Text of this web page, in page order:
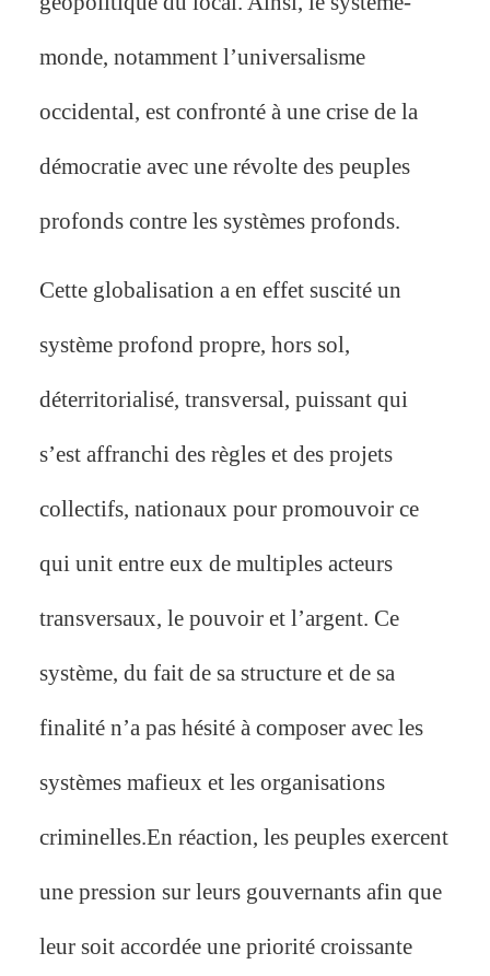
monde, notamment l’universalisme
occidental, est confronté à une crise de la
démocratie avec une révolte des peuples
profonds contre les systèmes profonds.
Cette globalisation a en effet suscité un
système profond propre, hors sol,
déterritorialisé, transversal, puissant qui
s’est affranchi des règles et des projets
collectifs, nationaux pour promouvoir ce
qui unit entre eux de multiples acteurs
transversaux, le pouvoir et l’argent. Ce
système, du fait de sa structure et de sa
finalité n’a pas hésité à composer avec les
systèmes mafieux et les organisations
criminelles.En réaction, les peuples exercent
une pression sur leurs gouvernants afin que
leur soit accordée une priorité croissante